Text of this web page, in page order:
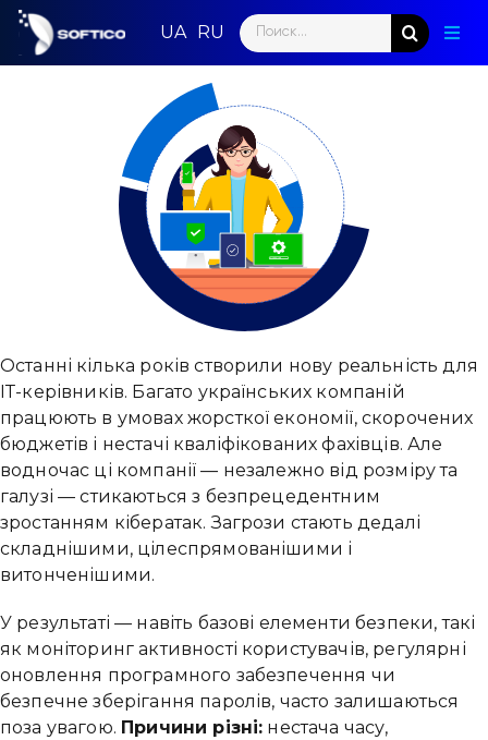
Skip
content
Search
for:
Останні кілька років створили нову реальність для
ІТ-керівників. Багато українських компаній
працюють в умовах жорсткої економії, скорочених
бюджетів і нестачі кваліфікованих фахівців. Але
водночас ці компанії — незалежно від розміру та
галузі — стикаються з безпрецедентним
зростанням кібератак. Загрози стають дедалі
складнішими, цілеспрямованішими і
витонченішими.
У результаті — навіть базові елементи безпеки, такі
як моніторинг активності користувачів, регулярні
оновлення програмного забезпечення чи
безпечне зберігання паролів, часто залишаються
поза увагою. Причини різні: нестача часу,